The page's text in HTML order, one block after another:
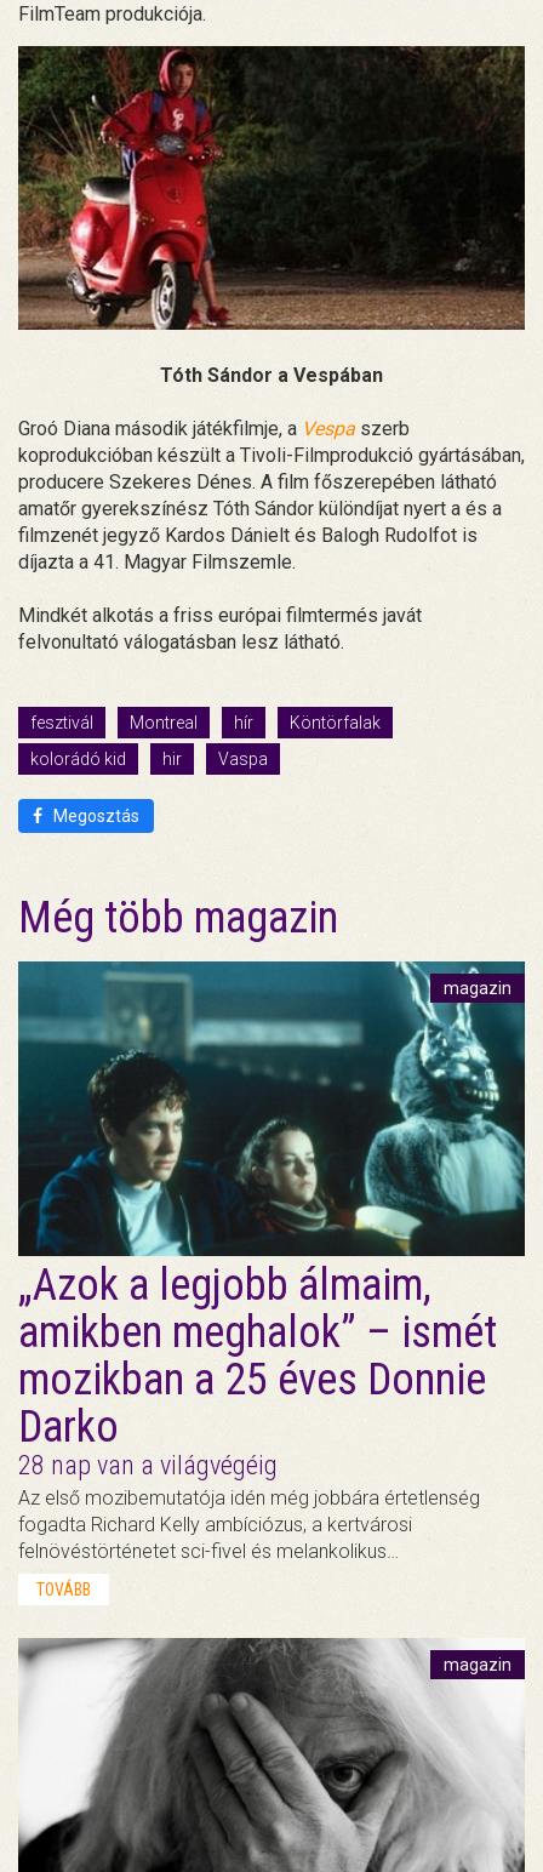
FilmTeam produkciója.
Tóth Sándor a Vespában
Groó Diana második játékfilmje, a Vespa szerb
koprodukcióban készült a Tivoli-Filmprodukció gyártásában,
producere Szekeres Dénes. A film főszerepében látható
amatőr gyerekszínész Tóth Sándor különdíjat nyert a és a
filmzenét jegyző Kardos Dánielt és Balogh Rudolfot is
díjazta a 41. Magyar Filmszemle.
Mindkét alkotás a friss európai filmtermés javát
felvonultató válogatásban lesz látható.
fesztivál Montreal hír
Köntörfalak
kolorádó kid
hir Vaspa
Megosztás
Még több magazin
magazin
„Azok a legjobb álmaim,
amikben meghalok” – ismét
mozikban a 25 éves Donnie
Darko
28 nap van a világvégéig
Az első mozibemutatója idén még jobbára értetlenség
fogadta Richard Kelly ambíciózus, a kertvárosi
felnövéstörténetet sci-fivel és melankolikus…
TOVÁBB
magazin